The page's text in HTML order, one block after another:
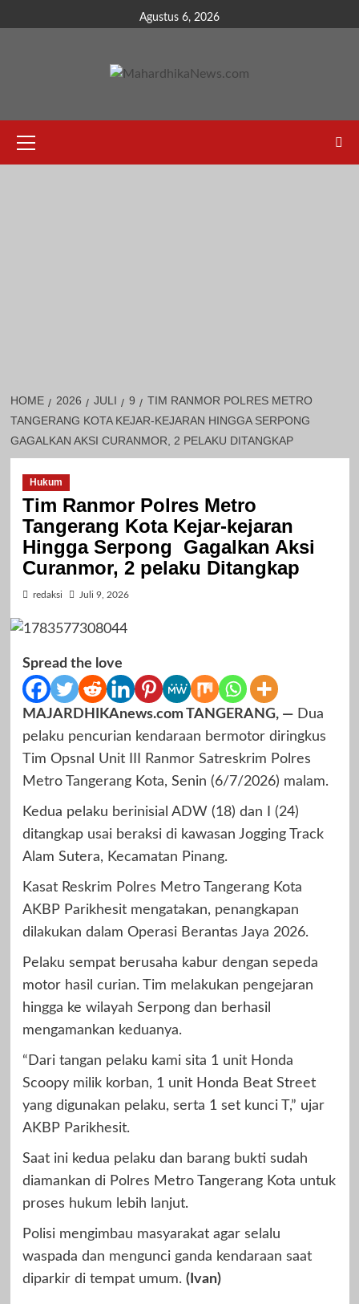
to
Agustus 6, 2026
Menu
HOME 2026 JULI 9
TIM RANMOR POLRES METRO
TANGERANG KOTA KEJAR-KEJARAN HINGGA SERPONG
GAGALKAN AKSI CURANMOR, 2 PELAKU DITANGKAP
Hukum
Tim Ranmor Polres Metro
Tangerang Kota Kejar-kejaran
Hingga Serpong Gagalkan Aksi
Curanmor, 2 pelaku Ditangkap
redaksi Juli 9, 2026
Spread the love
MAJARDHIKAnews.com TANGERANG, —Dua
pelaku pencurian kendaraan bermotor diringkus
Tim Opsnal Unit III Ranmor Satreskrim Polres
Metro Tangerang Kota, Senin (6/7/2026) malam.
Kedua pelaku berinisial ADW (18) dan I (24)
ditangkap usai beraksi di kawasan Jogging Track
Alam Sutera, Kecamatan Pinang.
Kasat Reskrim Polres Metro Tangerang Kota
AKBP Parikhesit mengatakan, penangkapan
dilakukan dalam Operasi Berantas Jaya 2026.
Pelaku sempat berusaha kabur dengan sepeda
motor hasil curian. Tim melakukan pengejaran
hingga ke wilayah Serpong dan berhasil
mengamankan keduanya.
“Dari tangan pelaku kami sita 1 unit Honda
Scoopy milik korban, 1 unit Honda Beat Street
yang digunakan pelaku, serta 1 set kunci T,” ujar
AKBP Parikhesit.
Saat ini kedua pelaku dan barang bukti sudah
diamankan di Polres Metro Tangerang Kota untuk
proses hukum lebih lanjut.
Polisi mengimbau masyarakat agar selalu
waspada dan mengunci ganda kendaraan saat
diparkir di tempat umum. (Ivan)